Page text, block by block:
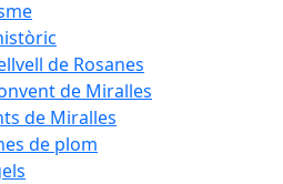
de Rosanes
de Miralles
de Miralles
de plom